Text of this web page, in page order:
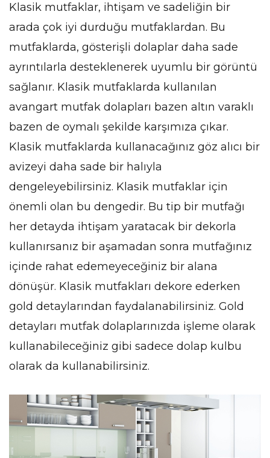
Klasik mutfaklar, ihtişam ve sadeliğin bir
arada çok iyi durduğu mutfaklardan. Bu
mutfaklarda, gösterişli dolaplar daha sade
ayrıntılarla desteklenerek uyumlu bir görüntü
sağlanır. Klasik mutfaklarda kullanılan
avangart mutfak dolapları bazen altın varaklı
bazen de oymalı şekilde karşımıza çıkar.
Klasik mutfaklarda kullanacağınız göz alıcı bir
avizeyi daha sade bir halıyla
dengeleyebilirsiniz. Klasik mutfaklar için
önemli olan bu dengedir. Bu tip bir mutfağı
her detayda ihtişam yaratacak bir dekorla
kullanırsanız bir aşamadan sonra mutfağınız
içinde rahat edemeyeceğiniz bir alana
dönüşür. Klasik mutfakları dekore ederken
gold detaylarından faydalanabilirsiniz. Gold
detayları mutfak dolaplarınızda işleme olarak
kullanabileceğiniz gibi sadece dolap kulbu
olarak da kullanabilirsiniz.